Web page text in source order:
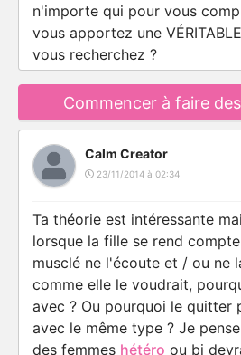
n'importe qui pour vous
vous apportez une
vous recherchez ?
Commencer à faire
Calm Creator
23/11/2014 à 02:34
Ta théorie est intéressante
lorsque la fille se rend
musclé ne l'écoute et / ou ne
comme elle le voudrait,
avec ? Ou pourquoi le quitter
avec le même type ? Je
des femmes hétéro ou bi